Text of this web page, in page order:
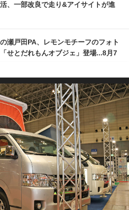
、一部改良で走り&アイサイトが進
瀬戸田PA、レモンモチーフのフォト
せとだれもんオブジェ」登場...8月7